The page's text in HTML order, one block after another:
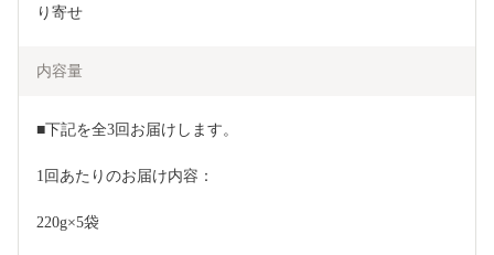
り寄せ
内容量
■下記を全3回お届けします。
1回あたりのお届け内容：
220g×5袋